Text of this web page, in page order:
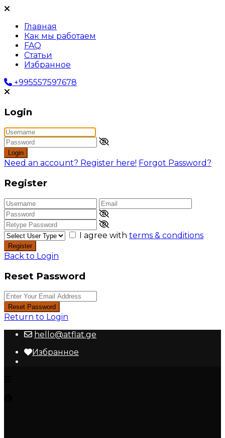
Главная
Как мы работаем
FAQ
Статьи
Избранное
+995557597678
Login
Login
Need an account? Register here! Forgot Password?
Register
I agree with terms & conditions
Register
Back to Login
Reset Password
Reset Password
Return to Login
hello@atflat.ge
Избранное